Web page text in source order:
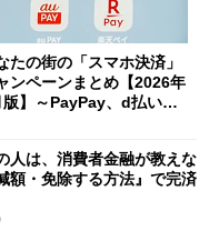
たの街の「スマホ決済」
ンペーンまとめ【2026年
】～PayPay、d払い、a
人は、消費者金融が教えな
額・免除する方法』で完済